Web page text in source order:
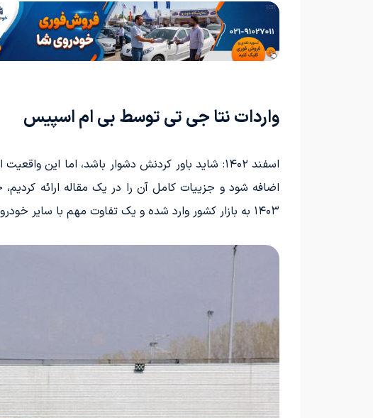
واردات نتا جی تی توسط بی ام اسپیس
اضافه شود و جزییات کامل آن را در یک مقاله ارائه
۱۴۰۳ به بازار کشور وارد شده و یک تفاوت مهم با سایر خودروهای برقی موجود در ایران دارد!